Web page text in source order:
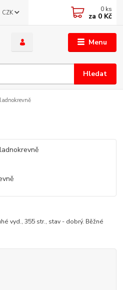
Menu
CZK
Hledat
0 ks
za 0 Kč
vyd., 355 str., stav - dobrý. Běžné